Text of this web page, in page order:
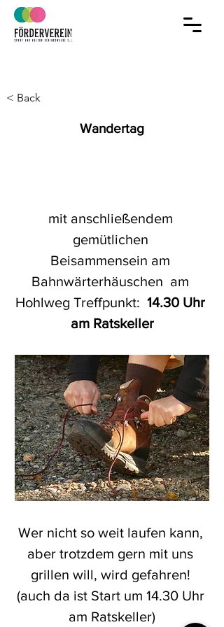
im Verein werden!
< Back
Wandertag
mit anschließendem
gemütlichen
Beisammensein am
Bahnwärterhäuschen  am
Hohlweg Treffpunkt: 14.30 Uhr
am Ratskeller
Wer nicht so weit laufen kann,
aber trotzdem gern mit uns
grillen will, wird gefahren!
(auch da ist Start um 14.30 Uhr
am Ratskeller)